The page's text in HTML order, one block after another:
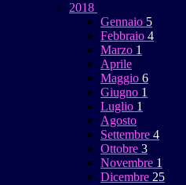
2018
Gennaio 5
Febbraio 4
Marzo 1
Aprile
Maggio 6
Giugno 1
Luglio 1
Agosto
Settembre 4
Ottobre 3
Novembre 1
Dicembre 25